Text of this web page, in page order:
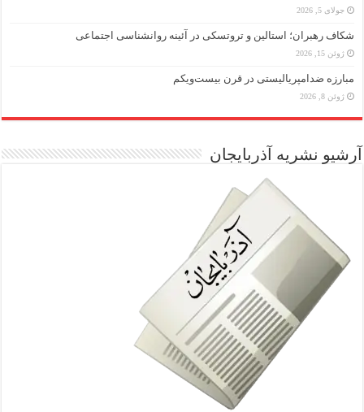
جولای 5, 2026
شکاف رهبران؛ استالین و تروتسکی در آئینه روانشناسی اجتماعی
ژوئن 15, 2026
مبارزه ضد‌امپریالیستی در قرن بیست‌ویکم
ژوئن 8, 2026
آرشیو نشریه آذربایجان